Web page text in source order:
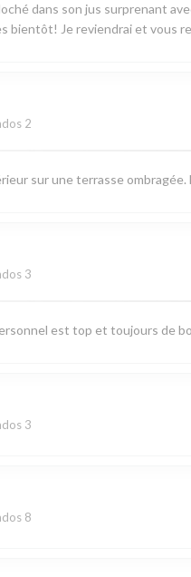
dans son jus surprenant
bientôt! Je reviendrai et vous
2
sur une terrasse
3
est top et toujours de
3
8